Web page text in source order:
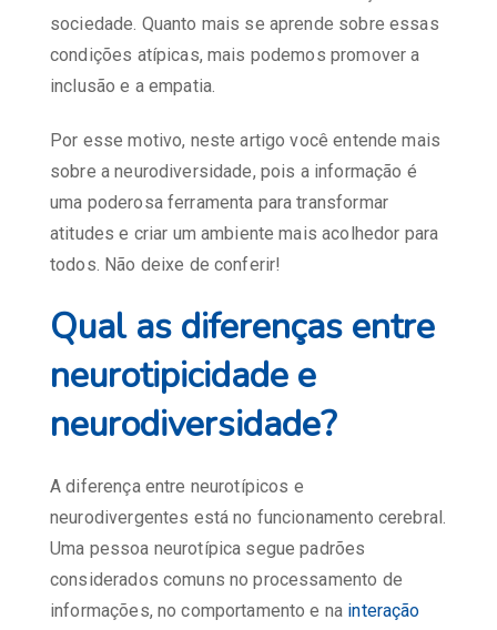
sociedade. Quanto mais se aprende sobre essas
condições atípicas, mais podemos promover a
inclusão e a empatia.
Por esse motivo, neste artigo você entende mais
sobre a neurodiversidade, pois a informação é
uma poderosa ferramenta para transformar
atitudes e criar um ambiente mais acolhedor para
todos. Não deixe de conferir!
Qual as diferenças entre
neurotipicidade e
neurodiversidade?
A diferença entre neurotípicos e
neurodivergentes está no funcionamento cerebral.
Uma pessoa neurotípica segue padrões
considerados comuns no processamento de
informações, no comportamento e na interação